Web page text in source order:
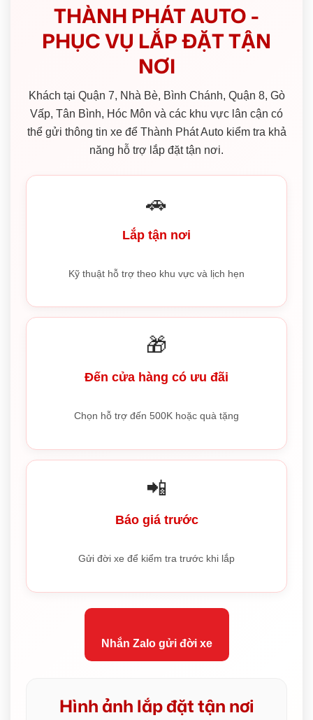
THÀNH PHÁT AUTO -
PHỤC VỤ LẮP ĐẶT TẬN
NƠI
Khách tại Quận 7, Nhà Bè, Bình Chánh, Quận 8, Gò
Vấp, Tân Bình, Hóc Môn và các khu vực lân cận có
thể gửi thông tin xe để Thành Phát Auto kiểm tra khả
năng hỗ trợ lắp đặt tận nơi.
🚗
Lắp tận nơi
Kỹ thuật hỗ trợ theo khu vực và lịch hẹn
🎁
Đến cửa hàng có ưu đãi
Chọn hỗ trợ đến 500K hoặc quà tặng
📲
Báo giá trước
Gửi đời xe để kiểm tra trước khi lắp
Nhắn Zalo gửi đời xe
Hình ảnh lắp đặt tận nơi